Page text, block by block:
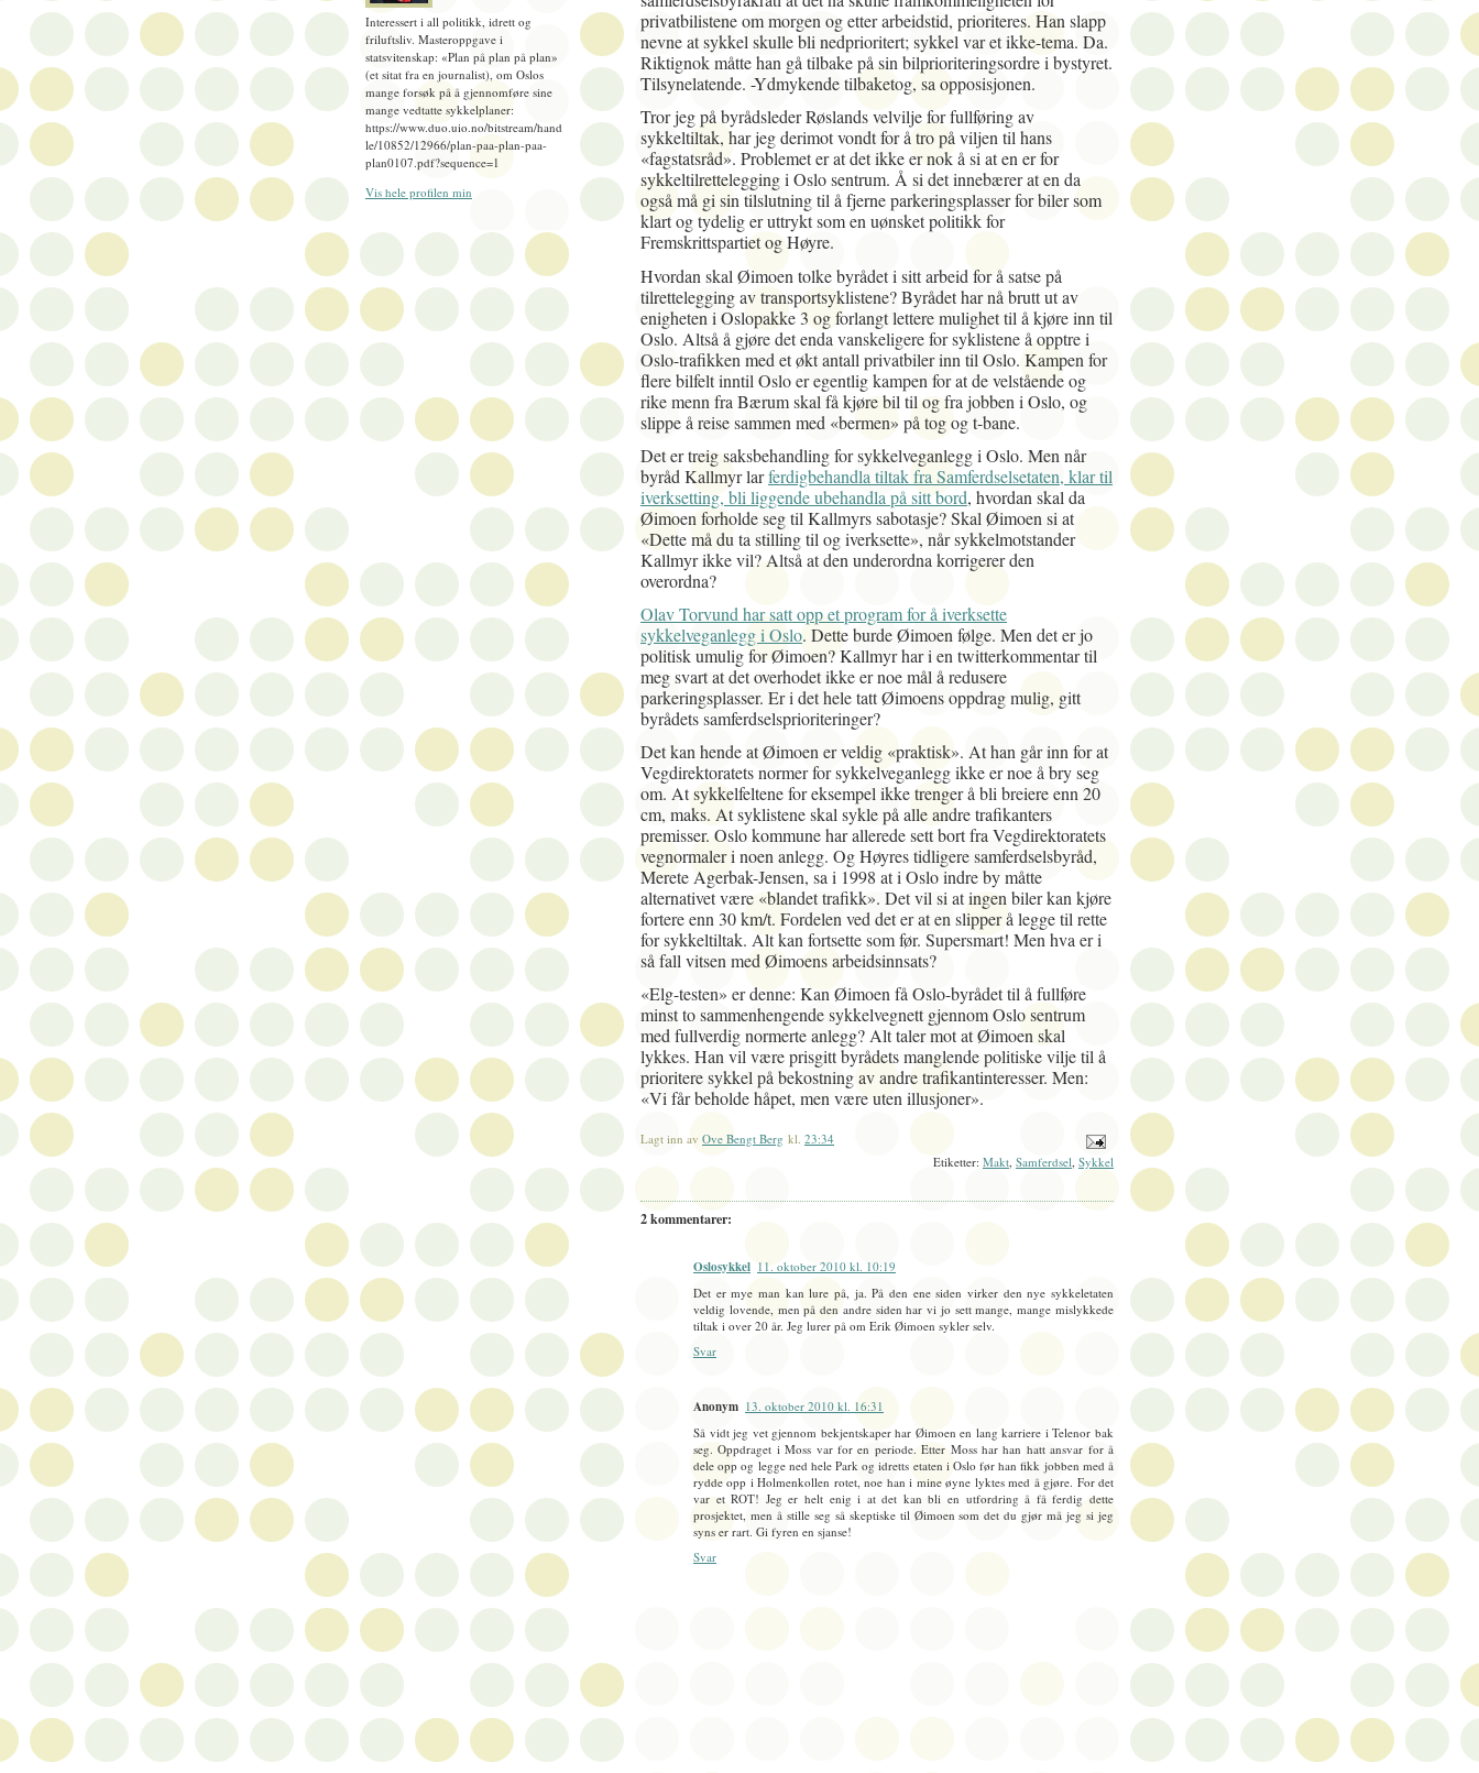
privatbilistene om morgen og etter arbeidstid, prioriteres. Han slapp
nevne at sykkel skulle bli nedprioritert; sykkel var et ikke-tema. Da.
Riktignok måtte han gå tilbake på sin bilprioriteringsordre i bystyret.
Tilsynelatende. -Ydmykende tilbaketog, sa opposisjonen.
Tror jeg på byrådsleder Røslands velvilje for fullføring av
sykkeltiltak, har jeg derimot vondt for å tro på viljen til hans
«fagstatsråd». Problemet er at det ikke er nok å si at en er for
sykkeltilrettelegging i Oslo sentrum. Å si det innebærer at en da
også må gi sin tilslutning til å fjerne parkeringsplasser for biler som
klart og tydelig er uttrykt som en uønsket politikk for
Fremskrittspartiet og Høyre.
Hvordan skal Øimoen tolke byrådet i sitt arbeid for å satse på
tilrettelegging av transportsyklistene? Byrådet har nå brutt ut av
enigheten i Oslopakke 3 og forlangt lettere mulighet til å kjøre inn til
Oslo. Altså å gjøre det enda vanskeligere for syklistene å opptre i
Oslo-trafikken med et økt antall privatbiler inn til Oslo. Kampen for
flere bilfelt inntil Oslo er egentlig kampen for at de velstående og
rike menn fra Bærum skal få kjøre bil til og fra jobben i Oslo, og
slippe å reise sammen med «bermen» på tog og t-bane.
Det er treig saksbehandling for sykkelveganlegg i Oslo. Men når
byråd Kallmyr larferdigbehandla tiltak fra Samferdselsetaten, klar til
iverksetting, bli liggende ubehandla på sitt bord, hvordan skal da
Øimoen forholde seg til Kallmyrs sabotasje? Skal Øimoen si at
«Dette må du ta stilling til og iverksette», når sykkelmotstander
Kallmyr ikke vil? Altså at den underordna korrigerer den
overordna?
Olav Torvund har satt opp et program for å iverksette
sykkelveganlegg i Oslo. Dette burde Øimoen følge. Men det er jo
politisk umulig for Øimoen?Kallmyr har i en twitterkommentar til
meg svart at det overhodet ikke er noe mål å redusere
parkeringsplasser. Er i det hele tatt Øimoens oppdrag mulig, gitt
byrådets samferdselsprioriteringer?
Det kan hende at Øimoen er veldig «praktisk». At han går inn for at
Vegdirektoratets normer for sykkelveganlegg ikke er noe å bry seg
om. At sykkelfeltene for eksempel ikke trenger å bli breiere enn 20
cm, maks. At syklistene skal sykle på alle andre trafikanters
premisser. Oslo kommune har allerede sett bort fra Vegdirektoratets
vegnormaler i noen anlegg. Og Høyres tidligere samferdselsbyråd,
Merete Agerbak-Jensen, sa i 1998 at i Oslo indre by måtte
alternativet være «blandet trafikk». Det vil si at ingen biler kan kjøre
fortere enn 30 km/t. Fordelen ved det er at en slipper å legge til rette
for sykkeltiltak. Alt kan fortsette som før. Supersmart! Men hva er i
så fall vitsen med Øimoens arbeidsinnsats?
«Elg-testen» er denne: Kan Øimoen få Oslo-byrådet til å fullføre
minst to sammenhengende sykkelvegnett gjennom Oslo sentrum
med fullverdig normerte anlegg? Alt taler mot at Øimoen skal
lykkes. Han vil være prisgitt byrådets manglende politiske vilje til å
prioritere sykkel på bekostning av andre trafikantinteresser. Men:
«Vi får beholde håpet, men være uten illusjoner».
Lagt inn av Ove Bengt Berg kl. 23:34
Etiketter: Makt, Samferdsel, Sykkel
2 kommentarer:
Oslosykkel 11. oktober 2010 kl. 10:19
Det er mye man kan lure på, ja. På den ene siden virker den nye sykkeletaten
veldig lovende, men på den andre siden har vi jo sett mange, mange mislykkede
tiltak i over 20 år. Jeg lurer på om Erik Øimoen sykler selv.
Svar
Anonym 13. oktober 2010 kl. 16:31
Så vidt jeg vet gjennom bekjentskaper har Øimoen en lang karriere i Telenor bak
seg. Oppdraget i Moss var for en periode. Etter Moss har han hatt ansvar for å
dele opp og legge ned hele Park og idretts etaten i Oslo før han fikk jobben med å
rydde opp i Holmenkollen rotet, noe han i mine øyne lyktes med å gjøre. For det
var et ROT! Jeg er helt enig i at det kan bli en utfordring å få ferdig dette
prosjektet, men å stille seg så skeptiske til Øimoen som det du gjør må jeg si jeg
syns er rart. Gi fyren en sjanse!
Svar
Interessert i all politikk, idrett og
friluftsliv. Masteroppgave i
statsvitenskap: «Plan på plan på plan»
(et sitat fra en journalist), om Oslos
mange forsøk på å gjennomføre sine
mange vedtatte sykkelplaner:
https://www.duo.uio.no/bitstream/hand
le/10852/12966/plan-paa-plan-paa-
plan0107.pdf?sequence=1
Vis hele profilen min